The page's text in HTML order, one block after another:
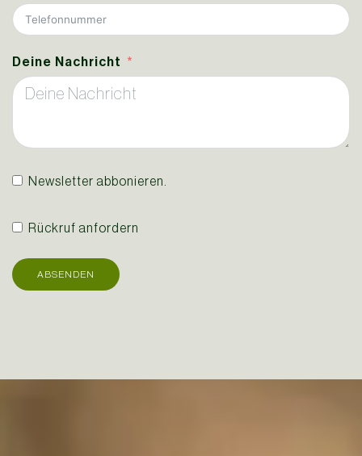
Deine Nachricht
Newsletter abbonieren.
Rückruf anfordern
ABSENDEN